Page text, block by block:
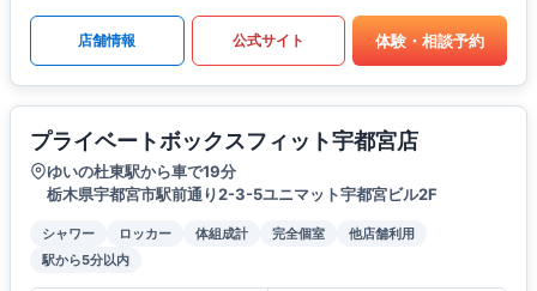
店舗情報 公式サイト 体験・相談予約
プライベートボックスフィット宇都宮店
ゆいの杜東駅から車で19分
栃木県宇都宮市駅前通り2-3-5ユニマット宇都宮ビル2F
シャワー ロッカー 体組成計 完全個室
他店舗利用
駅から5分以内